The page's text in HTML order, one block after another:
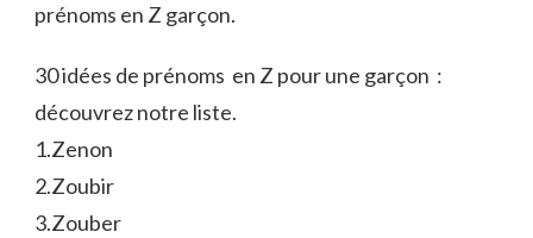
prénoms en Z garçon.
30 idées de prénoms en Z pour une garçon :
découvrez notre liste.
1.Zenon
2.Zoubir
3.Zouber